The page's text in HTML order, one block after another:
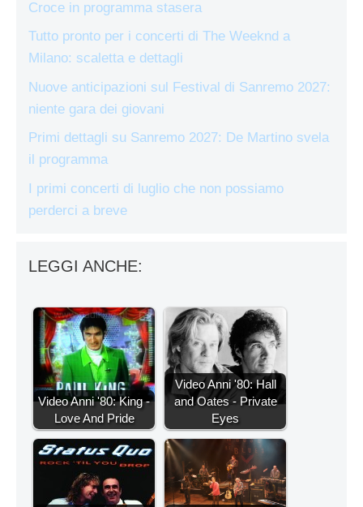
Croce in programma stasera
Tutto pronto per i concerti di The Weeknd a
Milano: scaletta e dettagli
Nuove anticipazioni sul Festival di Sanremo 2027:
niente gara dei giovani
Primi dettagli su Sanremo 2027: De Martino svela
il programma
I primi concerti di luglio che non possiamo
perderci a breve
LEGGI ANCHE:
Video Anni '80: King -
Love And Pride
Video Anni '80: Hall
and Oates - Private
Eyes